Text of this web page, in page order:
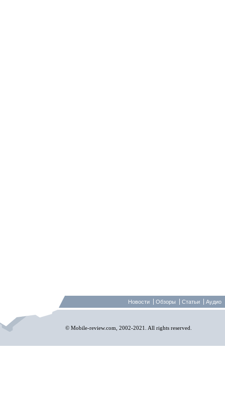
Новости Обзоры Статьи Аудио
© Mobile-review.com, 2002-2021. All rights reserved.